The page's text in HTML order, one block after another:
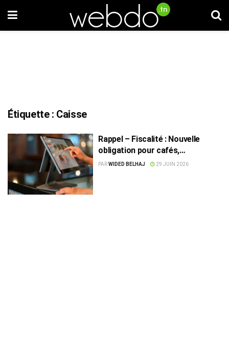
Étiquette : Caisse
Rappel – Fiscalité : Nouvelle
obligation pour cafés,
restaurants et salons de thé dès
PARWIDED BELHAJ 29 JUIN 2026